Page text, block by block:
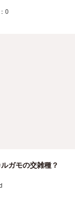
0
ガモの交雑種？